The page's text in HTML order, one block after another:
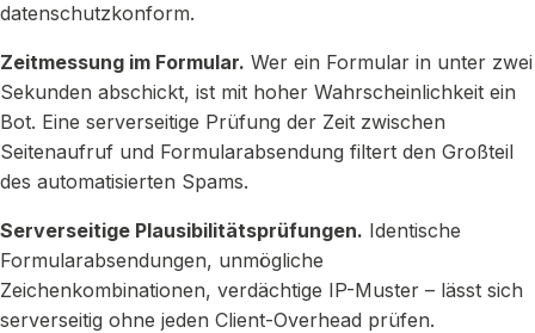
datenschutzkonform.
Zeitmessung im Formular. Wer ein Formular in unter zwei
Sekunden abschickt, ist mit hoher Wahrscheinlichkeit ein
Bot. Eine serverseitige Prüfung der Zeit zwischen
Seitenaufruf und Formularabsendung filtert den Großteil
des automatisierten Spams.
Serverseitige Plausibilitätsprüfungen. Identische
Formularabsendungen, unmögliche
Zeichenkombinationen, verdächtige IP-Muster – lässt sich
serverseitig ohne jeden Client-Overhead prüfen.